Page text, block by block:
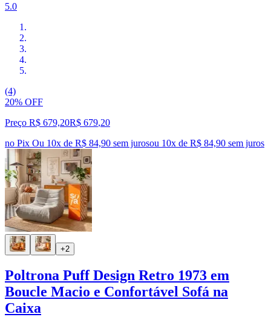
5.0
(4)
20% OFF
Preço R$ 679,20R$ 679,20
no Pix Ou 10x de R$ 84,90 sem jurosou 10x de R$ 84,90 sem juros
+2
Poltrona Puff Design Retro 1973 em
Boucle Macio e Confortável Sofá na
Caixa